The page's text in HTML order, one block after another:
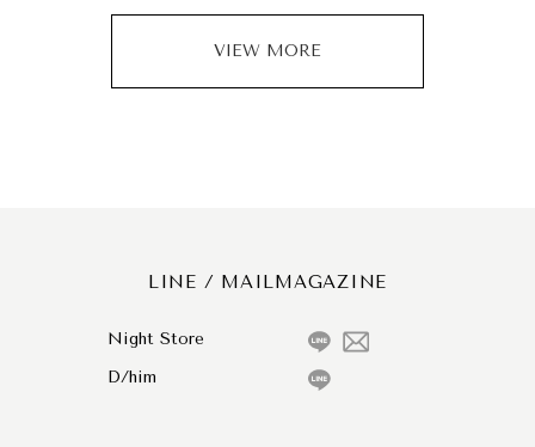
VIEW MORE
LINE / MAILMAGAZINE
Night Store
D/him